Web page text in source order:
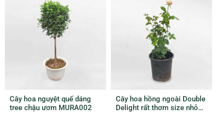
Cây hoa nguyệt quế dáng
tree chậu ươm MURA002
Cây hoa hồng ngoài Double
Delight rất thơm size nhỏ